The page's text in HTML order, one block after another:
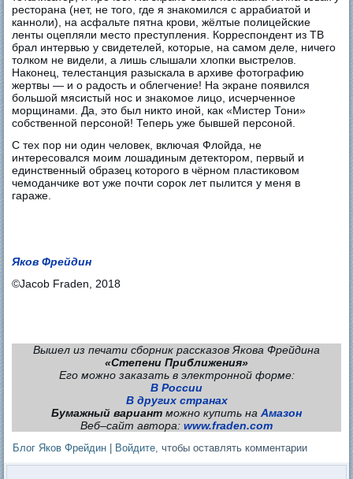
ресторана (нет, не того, где я знакомился с аррабиатой и
канноли), на асфальте пятна крови, жёлтые полицейские
ленты оцепляли место преступления. Корреспондент из ТВ
брал интервью у свидетелей, которые, на самом деле, ничего
толком не видели, а лишь слышали хлопки выстрелов.
Наконец, телестанция разыскала в архиве фотографию
жертвы — и о радость и облегчение! На экране появился
большой мясистый нос и знакомое лицо, исчерченное
морщинами. Да, это был никто иной, как «Мистер Тони»
собственной персоной! Теперь уже бывшей персоной.
С тех пор ни один человек, включая Флойда, не
интересовался моим лошадиным детектором, первый и
единственный образец которого в чёрном пластиковом
чемоданчике вот уже почти сорок лет пылится у меня в
гараже.
Яков Фрейдин
©Jacob Fraden, 2018
Вышел из печати сборник рассказов Якова Фрейдина
«Степени Приближения»
Его можно заказать в электронной форме:
В России
В других странах
Бумажный вариант можно купить на Амазон
Веб–сайт автора: www.fraden.com
Блог Яков Фрейдин Войдите, чтобы оставлять комментарии